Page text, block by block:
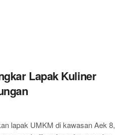
Lapak Kuliner
lapak UMKM di kawasan Aek 8,